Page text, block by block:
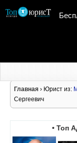
Главная › Юрист из:
Сергеевич
• Топ